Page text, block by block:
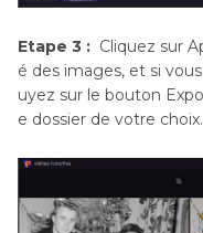
Etape 3 : Cliquez sur
é des images, et si
uyez sur le bouton
e dossier de votre choix.